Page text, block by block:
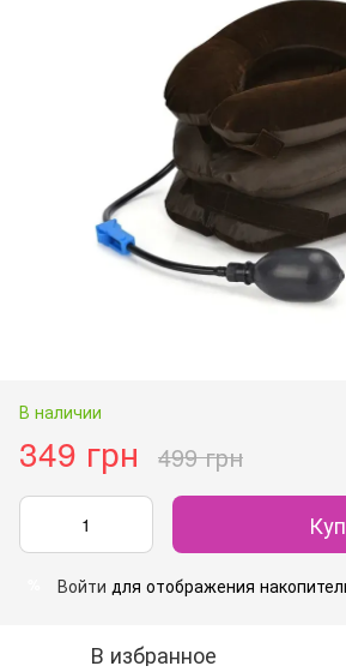
В наличии
349 грн 499 грн
Войти для отображения
В избранное